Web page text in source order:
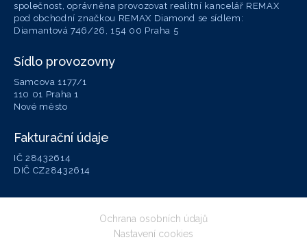
společnost, oprávněna provozovat realitní kancelář REMAX
pod obchodní značkou REMAX Diamond se sídlem:
Diamantová 746/26, 154 00 Praha 5
Sídlo provozovny
Samcova 1177/1
110 01 Praha 1
Nové město
Fakturační údaje
IČ 28432614
DIČ CZ28432614
Ochrana osobních údajů
Nastavení cookies